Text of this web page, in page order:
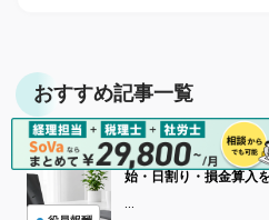
おすすめ記事一覧
期の途中から就任した
始・日割り・損金算入
...